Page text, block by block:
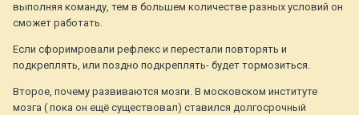
выполняя команду, тем в большем количестве разных условий он
сможет работать.
Если сфоримровали рефлекс и перестали повторять и
подкреплять, или поздно подкреплять- будет тормозиться.
Второе, почему развиваются мозги. В московском институте
мозга ( пока он ещё существовал) ставился долгосрочный